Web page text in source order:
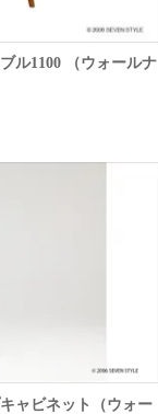
ル1100 （ウォールナ
ャビネット（ウォー